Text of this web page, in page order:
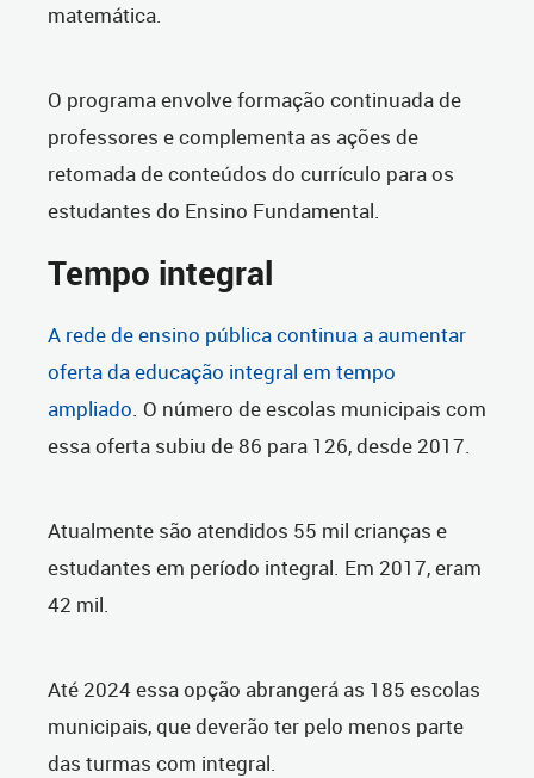
matemática.
O programa envolve formação continuada de
professores e complementa as ações de
retomada de conteúdos do currículo para os
estudantes do Ensino Fundamental.
Tempo integral
A rede de ensino pública continua a aumentar
oferta da educação integral em tempo
ampliado. O número de escolas municipais com
essa oferta subiu de 86 para 126, desde 2017.
Atualmente são atendidos 55 mil crianças e
estudantes em período integral. Em 2017, eram
42 mil.
Até 2024 essa opção abrangerá as 185 escolas
municipais, que deverão ter pelo menos parte
das turmas com integral.